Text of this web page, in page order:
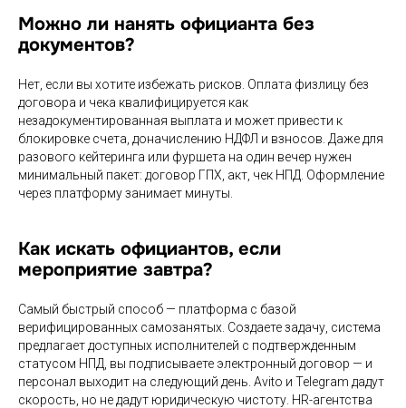
Можно ли нанять официанта без
документов?
Нет, если вы хотите избежать рисков. Оплата физлицу без
договора и чека квалифицируется как
незадокументированная выплата и может привести к
блокировке счета, доначислению НДФЛ и взносов. Даже для
разового кейтеринга или фуршета на один вечер нужен
минимальный пакет: договор ГПХ, акт, чек НПД. Оформление
через платформу занимает минуты.
Как искать официантов, если
мероприятие завтра?
Самый быстрый способ — платформа с базой
верифицированных самозанятых. Создаете задачу, система
предлагает доступных исполнителей с подтвержденным
статусом НПД, вы подписываете электронный договор — и
персонал выходит на следующий день. Avito и Telegram дадут
скорость, но не дадут юридическую чистоту. HR-агентства